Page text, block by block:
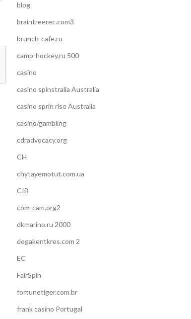
blog
braintreerec.com3
brunch-cafe.ru
camp-hockey.ru 500
casino
casino spinstralia Australia
casino sprin rise Australia
casino/gambling
cdradvocacy.org
CH
chytayemotut.com.ua
CIB
com-cam.org2
dkmarino.ru 2000
dogakentkres.com 2
EC
FairSpin
fortunetiger.com.br
frank casino Portugal